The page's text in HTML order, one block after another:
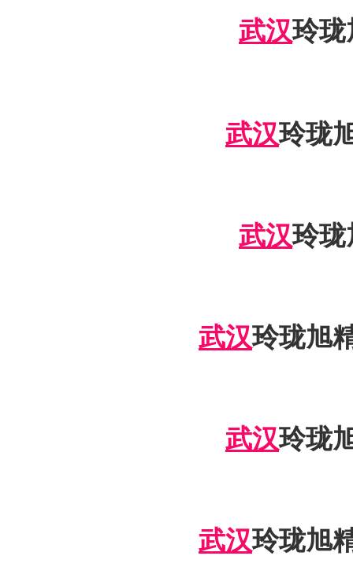
武汉玲珑
武汉玲珑
武汉玲珑
武汉玲珑旭
武汉玲珑
武汉玲珑旭